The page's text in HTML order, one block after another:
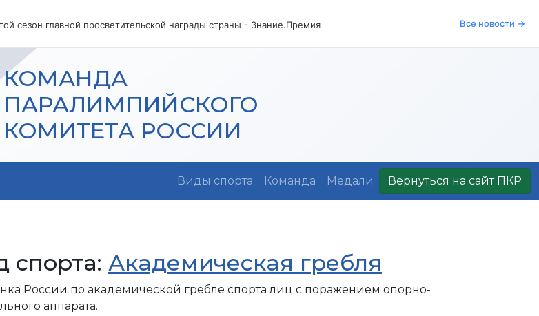
сезон главной просветительской награды страны - Знание.Премия Все новости →
КОМАНДА
ПАРАЛИМПИЙСКОГО
КОМИТЕТА РОССИИ
Виды спорта Команда Медали Вернуться на сайт ПКР
спорта: Академическая гребля
России по академической гребле спорта лиц с поражением опорно-
аппарата.